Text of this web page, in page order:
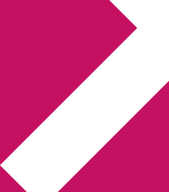
Bokbloggsjerka
Kriminalroman
You are here: /
Sharon Bolton
Recension: